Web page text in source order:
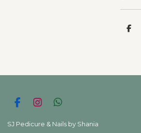
D
F
c
I
s
W
a
SJ Pedicure & Nails by Shania